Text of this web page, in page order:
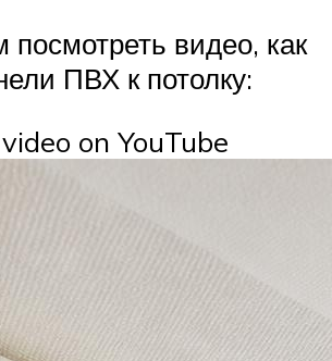
посмотреть видео, как
ПВХ к потолку:
on YouTube